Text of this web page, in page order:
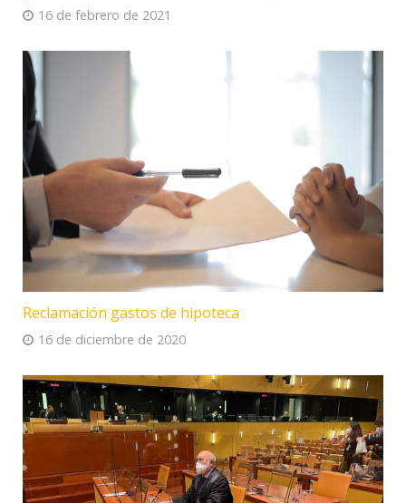
16 de febrero de 2021
Reclamación gastos de hipoteca
16 de diciembre de 2020